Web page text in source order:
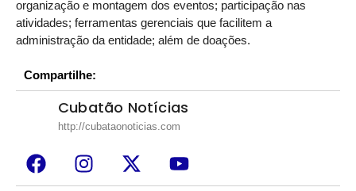
organização e montagem dos eventos; participação nas
atividades; ferramentas gerenciais que facilitem a
administração da entidade; além de doações.
Compartilhe:
Cubatão Notícias
http://cubataonoticias.com